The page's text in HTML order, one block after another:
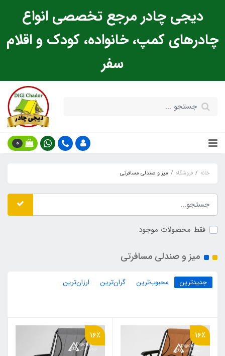
دیجی چادر مرجع تخصصی انواع
چادرهای کمپ، خانواده، کودک و اقلام
سفر
0
خانه فروشگاه میز و صندلی مسافرتی
فقط محصولات موجود
میز و صندلی مسافرتی
جدیدترین محبوب‌ترین گران‌ترین ارزان‌ترین
16٪ 16٪